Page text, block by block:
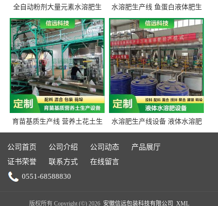
全自动粉剂大量元素水溶肥生
产设备 信远科技肥料生产设备
源头厂家
水溶肥生产线 鱼蛋白液体肥生
产设备 氨基酸液态肥全套设备
育苗基质生产线 营养土花土生
产线 有机肥生产线设备
水溶肥生产线设备 液体水溶肥
生产线 桶装液体水溶肥生产线
设备
公司首页 公司介绍 公司动态
产品展厅
证书荣誉
联系方式
在线留言
0551-68588830
版权所有 Copyright (©) 2026 安徽信远包装科技有限公司 XML